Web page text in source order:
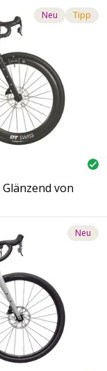
Neu Tipp
Glänzend von
Neu